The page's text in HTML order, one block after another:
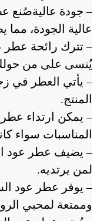
– جودة عاليةصُنع
عالية الجودة،
– تترك رائحة عطر
يُنسى على من
– يأتي العطر في
المنتج.
– يمكن ارتداء
المناسبات سواء
– يضيف عطر عود
لمن يرتديه.
– يوفر عطر عود
وممتعة لمحبي